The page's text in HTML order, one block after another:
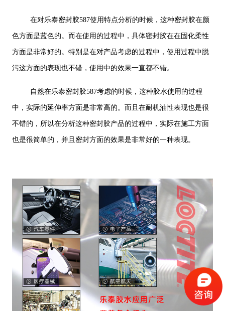
在对乐泰密封胶587使用特点分析的时候，这种密封胶在颜
色方面是蓝色的。而在使用的过程中，具体密封胶在在固化柔性
方面是非常好的。特别是在对产品考虑的过程中，使用过程中脱
污这方面的表现也不错，使用中的效果一直都不错。
自然在乐泰密封胶587考虑的时候，这种胶水使用的过程
中，实际的延伸率方面是非常高的。而且在耐机油性表现也是很
不错的，所以在分析这种密封胶产品的过程中，实际在施工方面
也是很简单的，并且密封方面的效果是非常好的一种表现。